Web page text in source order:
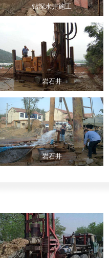
钻深水井施工
岩石井
岩石井